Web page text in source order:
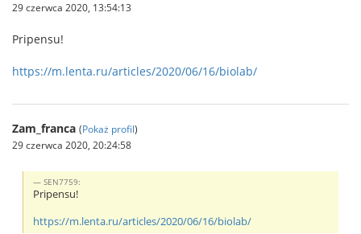
29 czerwca 2020, 13:54:13
Pripensu!
https://m.lenta.ru/articles/2020/06/16/biolab/
Zam_franca (Pokaż profil)
29 czerwca 2020, 20:24:58
SEN7759:
Pripensu!
https://m.lenta.ru/articles/2020/06/16/biolab/